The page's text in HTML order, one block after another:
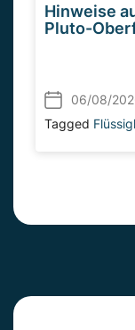
Hinweise
Pluto-
06/08/
Tagged